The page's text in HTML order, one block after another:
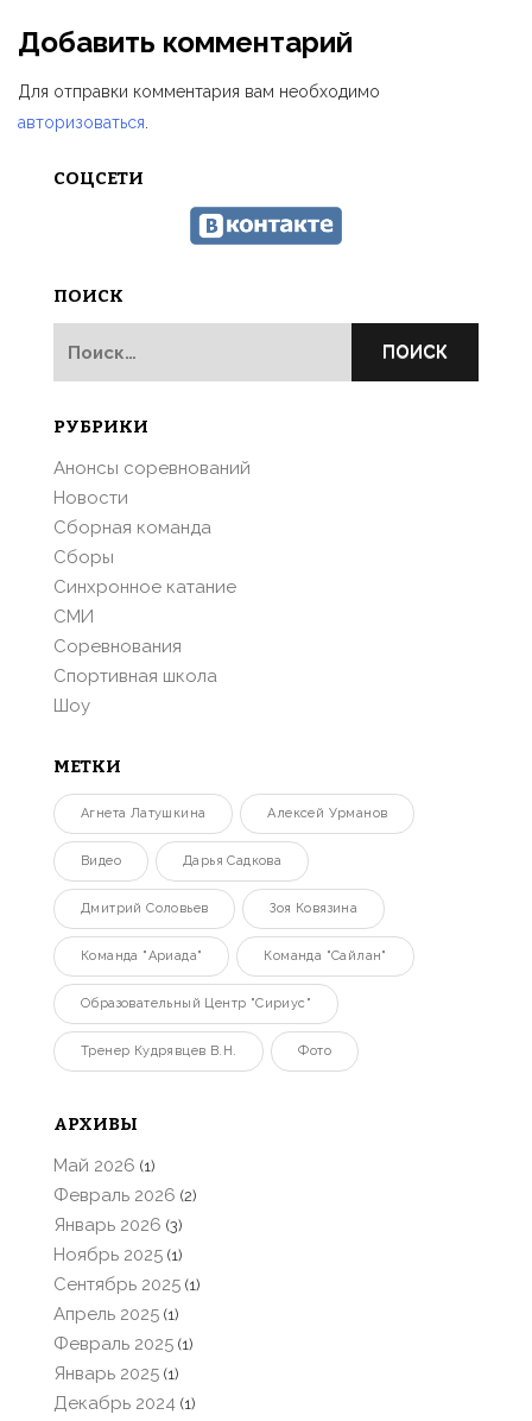
Добавить комментарий
Для отправки комментария вам необходимо
авторизоваться
СОЦСЕТИ
ПОИСК
РУБРИКИ
Анонсы соревнований
Новости
Сборная команда
Сборы
Синхронное катание
СМИ
Соревнования
Спортивная школа
Шоу
МЕТКИ
Агнета Латушкина Алексей Урманов
Видео Дарья Садкова
Дмитрий Соловьев Зоя Ковязина
Команда "Ариада" Команда "Сайлан"
Образовательный Центр "Сириус"
Тренер Кудрявцев В.Н. Фото
АРХИВЫ
Май 2026 (1)
Февраль 2026 (2)
Январь 2026 (3)
Ноябрь 2025 (1)
Сентябрь 2025 (1)
Апрель 2025 (1)
Февраль 2025 (1)
Январь 2025 (1)
Декабрь 2024 (1)